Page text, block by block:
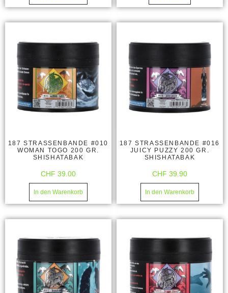
187 STRASSENBANDE #010
WOMAN TOGO 200 GR.
SHISHATABAK
CHF 39.00
In den Warenkorb
187 STRASSENBANDE #016
JUICY PUZZY 200 GR.
SHISHATABAK
CHF 39.90
In den Warenkorb